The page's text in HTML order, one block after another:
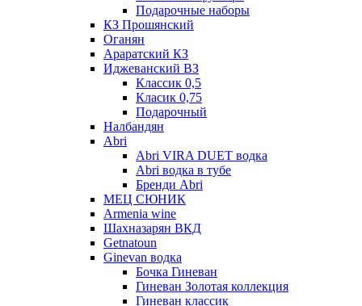
Подарочные наборы
КЗ Прошянский
Оганян
Араратский КЗ
Иджеванский ВЗ
Классик 0,5
Класик 0,75
Подарочный
Налбандян
Abri
Abri VIRA DUET водка
Abri водка в тубе
Бренди Abri
МЕЦ СЮНИК
Armenia wine
Шахназарян ВКД
Getnatoun
Ginevan водка
Бочка Гиневан
Гиневан Золотая коллекция
Гиневан классик